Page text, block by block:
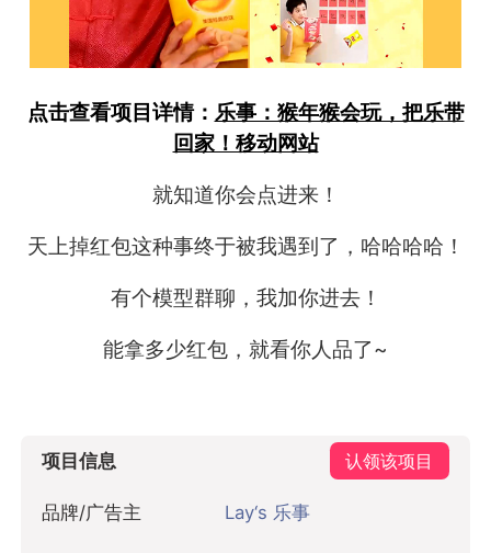
点击查看项目详情： 乐事：猴年猴会玩，把乐带
回家！移动网站
就知道你会点进来！
天上掉红包这种事终于被我遇到了，哈哈哈哈！
有个模型群聊，我加你进去！
能拿多少红包，就看你人品了~
项目信息 认领该项目
品牌/广告主 Lay‘s 乐事